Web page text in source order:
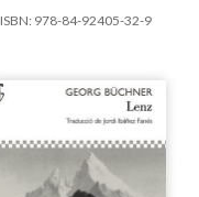
ISBN: 978-84-92405-32-9